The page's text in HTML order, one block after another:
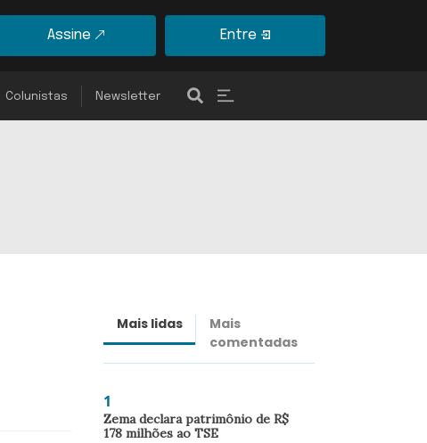
Assine Entre
Colunistas Newsletter
Mais lidas
Mais
comentadas
1
Zema declara patrimônio de R$
178 milhões ao TSE